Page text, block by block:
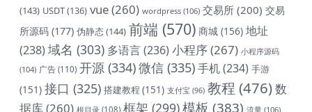
(143) USDT(136) vue(260) wordpress (106) 交易所 (200) 交易
所源码 (177) 伪静态(144) 前端 (570) 商城 (156) 地址
(238)域名 (303) 多语言(236) 小程序(267) 小程序源码
(104) 广告 (110) 开源 (334)微信 (335)手机(234) 手游
(151) 接口 (325) 搭建教程 (151) 支付宝 (96) 教程 (476)数
据库(260) 根目录 (108) 框架 (299)模板 (383) 流量 (106)